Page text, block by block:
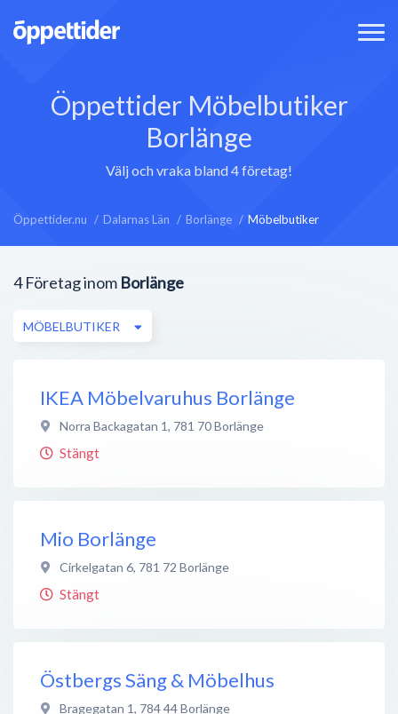
Öppettider Möbelbutiker
Borlänge
Välj och vraka bland 4 företag!
Öppettider.nu Dalarnas Län Borlänge Möbelbutiker
4 Företag inom Borlänge
MÖBELBUTIKER
IKEA Möbelvaruhus Borlänge
Norra Backagatan 1, 781 70Borlänge
Stängt
Mio Borlänge
Cirkelgatan 6, 781 72 Borlänge
Stängt
Östbergs Säng & Möbelhus
Bragegatan 1, 784 44Borlänge